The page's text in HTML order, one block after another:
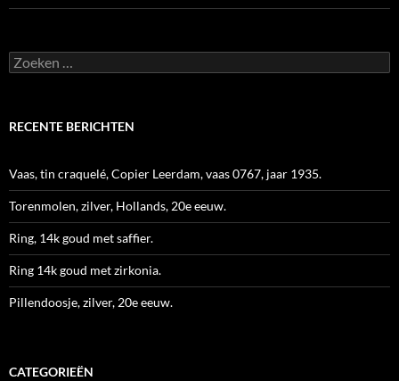
Zoeken
naar:
RECENTE BERICHTEN
Vaas, tin craquelé, Copier Leerdam, vaas 0767, jaar 1935.
Torenmolen, zilver, Hollands, 20e eeuw.
Ring, 14k goud met saffier.
Ring 14k goud met zirkonia.
Pillendoosje, zilver, 20e eeuw.
CATEGORIEËN